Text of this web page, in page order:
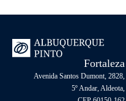
Fortaleza
Avenida Santos Dumont, 2828,
5º Andar, Aldeota,